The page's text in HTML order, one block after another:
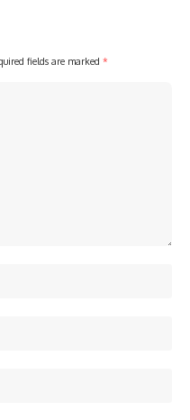
fields are marked *